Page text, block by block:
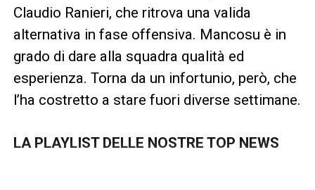
Claudio Ranieri, che ritrova una valida
alternativa in fase offensiva. Mancosu è in
grado di dare alla squadra qualità ed
esperienza. Torna da un infortunio, però, che
l’ha costretto a stare fuori diverse settimane.
LA PLAYLIST DELLE NOSTRE TOP NEWS